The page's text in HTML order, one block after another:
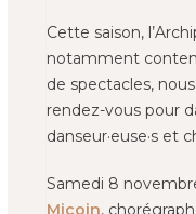
Cette saison,
notamment
de spectacles,
rendez-vous pour
danseur·euse·s et
Samedi 8